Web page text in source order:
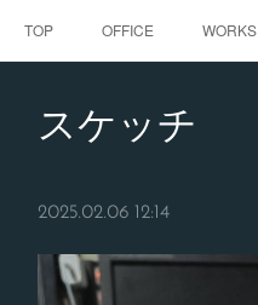
TOP OFFICE WORKS
スケッチ
2025.02.06 12:14